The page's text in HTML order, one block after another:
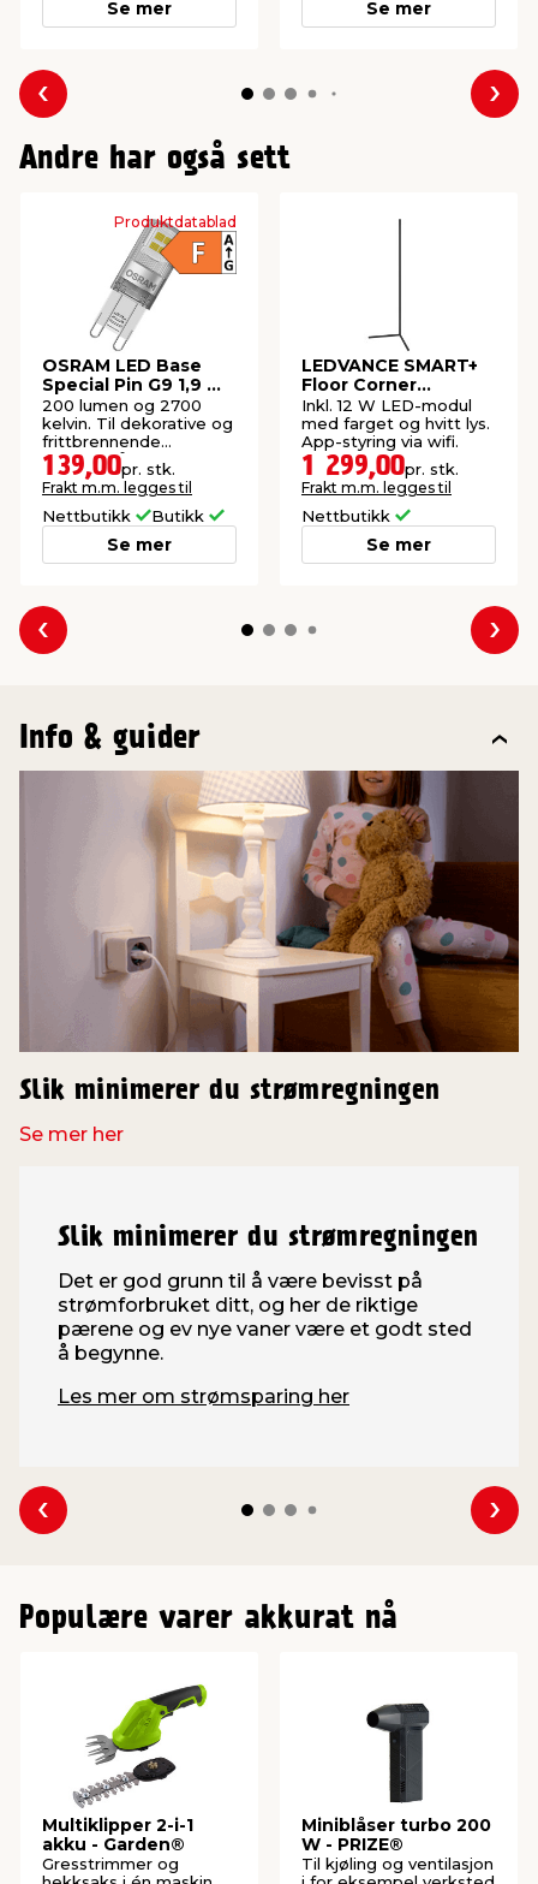
Se mer Se mer
Forrige
Andre har også sett
Produktdatablad
OSRAM LED Base
Special Pin G9 1,9 W
3-pk.
200 lumen og 2700
kelvin. Til dekorative og
frittbrennende
bruksområder.
139,00pr. stk.
Frakt m.m. legges til
Nettbutikk Butikk
Se mer
LEDVANCE SMART+
Floor Corner
gulvlampe 140 cm
RGB+TW
Inkl. 12 W LED-modul
med farget og hvitt lys.
App-styring via wifi.
1 299,00pr. stk.
Frakt m.m. legges til
Nettbutikk
Se mer
Forrige
Info & guider
Slik minimerer du strømregningen
Se mer her
Slik minimerer du strømregningen
Det er god grunn til å være bevisst på
strømforbruket ditt, og her de riktige
pærene og ev nye vaner være et godt sted
å begynne.
Les mer om strømsparing her
Se forrige Se
Populære varer akkurat nå
Multiklipper 2-i-1
akku - Garden®
Gresstrimmer og
Miniblåser turbo 200
W - PRIZE®
Til kjøling og ventilasjon